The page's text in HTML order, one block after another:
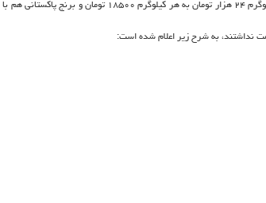
نداشتند، به شرح زیر اعلام شده است: